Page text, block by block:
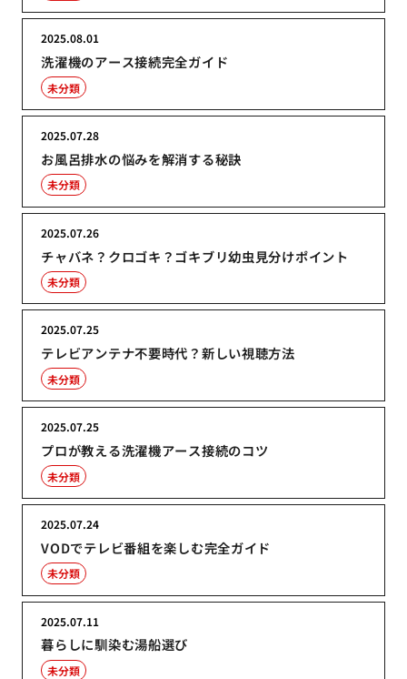
洗濯機のアース接続完全ガイド
2025.08.01
未分類
お風呂排水の悩みを解消する秘訣
2025.07.28
未分類
チャバネ？クロゴキ？ゴキブリ幼虫見分けポイント
2025.07.26
未分類
テレビアンテナ不要時代？新しい視聴方法
2025.07.25
未分類
プロが教える洗濯機アース接続のコツ
2025.07.25
未分類
VODでテレビ番組を楽しむ完全ガイド
2025.07.24
未分類
暮らしに馴染む湯船選び
2025.07.11
未分類